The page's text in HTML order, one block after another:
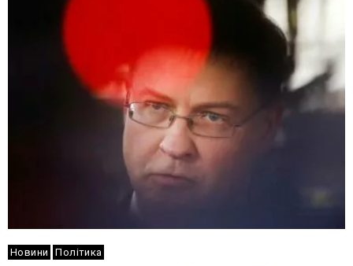
Новини Політика